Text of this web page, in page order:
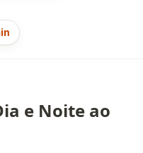
e Noite ao